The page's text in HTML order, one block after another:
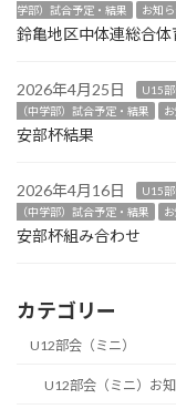
学部）試合予定・結果
お知
鈴亀地区中体連総合
2026年4月25日 U15部
（中学部）試合予定・結果
安部杯結果
2026年4月16日 U15部
（中学部）試合予定・結果
安部杯組み合わせ
カテゴリー
U12部会（ミニ）
U12部会（ミニ）お